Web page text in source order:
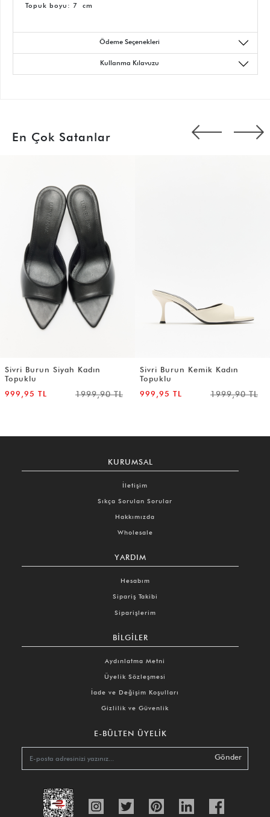
Topuk boyu: 7 cm
Ödeme Seçenekleri
Kullanma Kılavuzu
En Çok Satanlar
Sivri Burun Siyah Kadın
Topuklu
999,95 TL
1999,90 TL
Sivri Burun Kemik Kadın
Topuklu
999,95 TL
1999,90 TL
KURUMSAL
İletişim
Sıkça Sorulan Sorular
Hakkımızda
Wholesale
YARDIM
Hesabım
Sipariş Takibi
Siparişlerim
BILGILER
Aydınlatma Metni
Üyelik Sözleşmesi
İade ve Değişim Koşulları
Gizlilik ve Güvenlik
E-BÜLTEN ÜYELIK
Gönder